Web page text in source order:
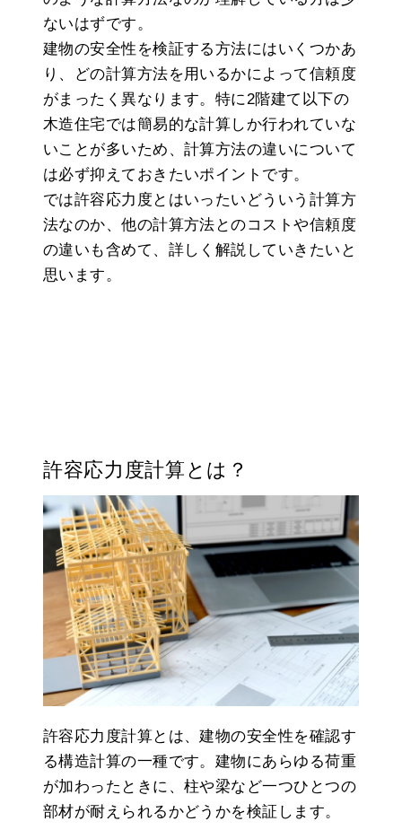
ないはずです。
建物の安全性を検証する方法にはいくつかあ
り、どの計算方法を用いるかによって信頼度
がまったく異なります。特に2階建て以下の
木造住宅では簡易的な計算しか行われていな
いことが多いため、計算方法の違いについて
は必ず抑えておきたいポイントです。
では許容応力度とはいったいどういう計算方
法なのか、他の計算方法とのコストや信頼度
の違いも含めて、詳しく解説していきたいと
思います。
許容応力度計算とは？
許容応力度計算とは、建物の安全性を確認す
る構造計算の一種です。建物にあらゆる荷重
が加わったときに、柱や梁など一つひとつの
部材が耐えられるかどうかを検証します。